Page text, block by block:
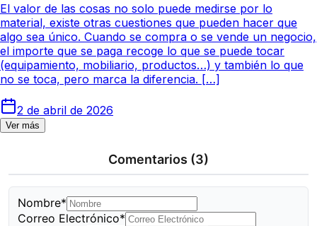
El valor de las cosas no solo puede medirse por lo
material, existe otras cuestiones que pueden hacer que
algo sea único. Cuando se compra o se vende un negocio,
el importe que se paga recoge lo que se puede tocar
(equipamiento, mobiliario, productos…) y también lo que
no se toca, pero marca la diferencia. […]
2 de abril de 2026
Ver más
Comentarios (3)
Nombre*
Correo Electrónico*